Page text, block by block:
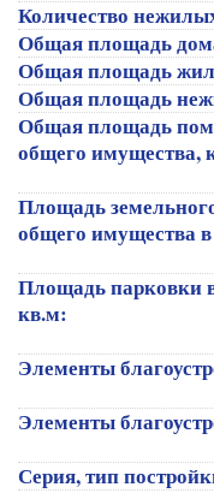
Количество
Общая площадь
Общая площадь
Общая площадь
Общая площадь
общего имущества,
Площадь
общего имущества
Площадь парковки
кв.м:
Элементы
Элементы
Серия, тип